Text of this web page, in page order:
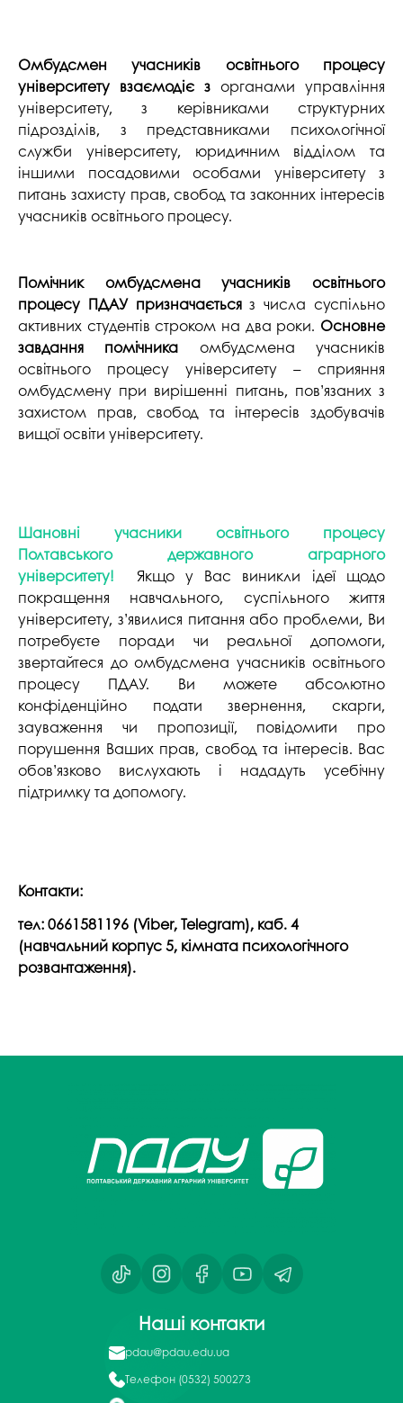
Омбудсмен учасників освітнього процесу
університету взаємодіє з органами управління
університету, з керівниками структурних
підрозділів, з представниками психологічної
служби університету, юридичним відділом та
іншими посадовими особами університету з
питань захисту прав, свобод та законних інтересів
учасників освітнього процесу.
Помічник омбудсмена учасників освітнього
процесу ПДАУ призначаєтьсяз числа суспільно
активних студентів строком на два роки. Основне
завдання помічника омбудсмена учасників
освітнього процесу університету – сприяння
омбудсмену при вирішенні питань, пов’язаних з
захистом прав, свобод та інтересів здобувачів
вищої освіти університету.
Шановні учасники освітнього процесу
Полтавського державного аграрного
університету! Якщо у Вас виникли ідеї щодо
покращення навчального, суспільного життя
університету, з’явилися питання або проблеми, Ви
потребуєте поради чи реальної допомоги,
звертайтеся до омбудсмена учасників освітнього
процесу ПДАУ. Ви можете абсолютно
конфіденційно подати звернення, скарги,
зауваження чи пропозиції, повідомити про
порушення Ваших прав, свобод та інтересів. Вас
обов’язково вислухають і нададуть усебічну
підтримку та допомогу.
Контакти:
тел: 0661581196 (Viber, Telegram), каб. 4
(навчальний корпус 5, кімната психологічного
розвантаження).
Наші контакти
pdau@pdau.edu.ua
Телефон (0532) 500273